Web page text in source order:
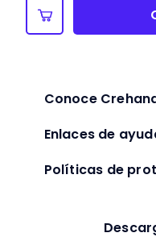
Conoce
Enlaces de
Políticas de